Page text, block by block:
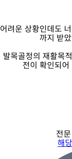
어려운 상황인데도
까지 받
발목골정의 재활목
전이 확인되
전문
해